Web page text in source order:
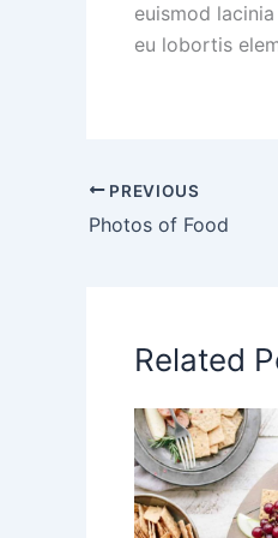
euismod
eu lobortis
PREVIOUS
Photos of Food
Related